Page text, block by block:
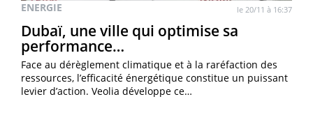
ENERGIE le 20/11 à 16:37
Dubaï, une ville qui optimise sa
performance…
Face au dérèglement climatique et à la raréfaction des
ressources, l’efficacité énergétique constitue un puissant
levier d’action. Veolia développe ce…